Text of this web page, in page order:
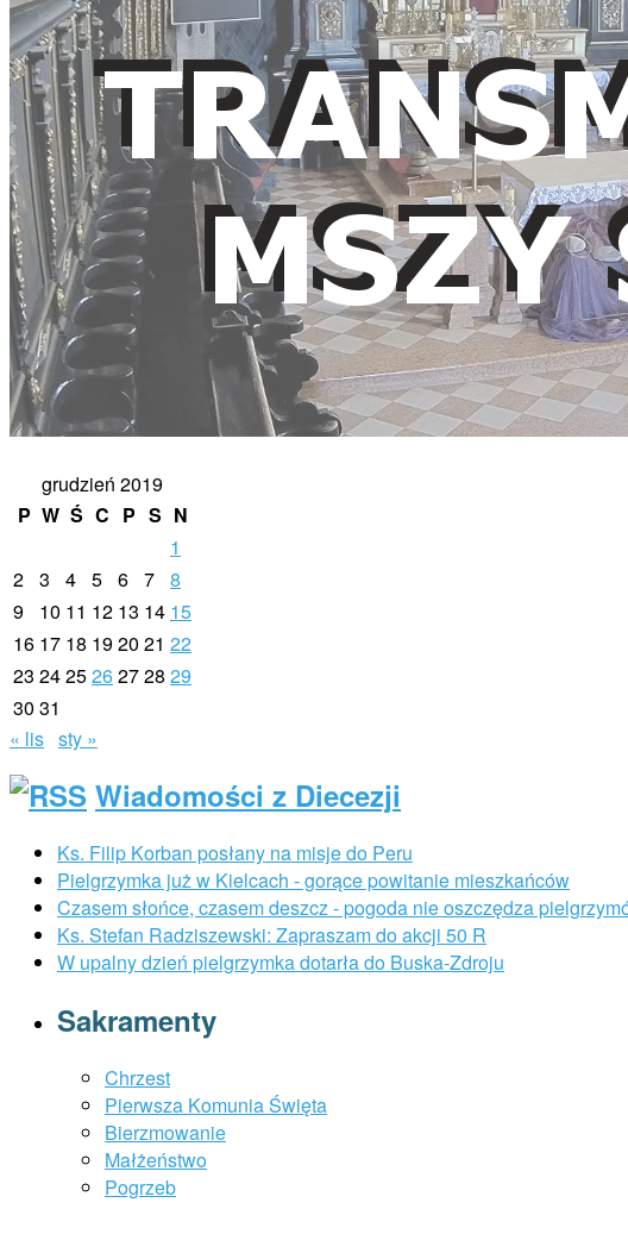
grudzień 2019
P W Ś C P S N
1
2 3 4 5 6 7 8
9
10 11 12 13 14 15
16 17 18 1920 21 22
23 2425262728 29
30 31
« lis sty »
Wiadomości z Diecezji
Ks. Filip Korban posłany na misje do Peru
Pielgrzymka już w Kielcach - gorące powitanie mieszkańców
Czasem słońce, czasem deszcz - pogoda nie oszczędza
Ks. Stefan Radziszewski: Zapraszam do akcji 50 R
W upalny dzień pielgrzymka dotarła do Buska-Zdroju
Sakramenty
Chrzest
Pierwsza Komunia Święta
Bierzmowanie
Małżeństwo
Pogrzeb